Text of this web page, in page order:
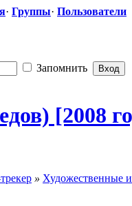
· Группы· Пользователи
Запомнить
[2008
» Художественные